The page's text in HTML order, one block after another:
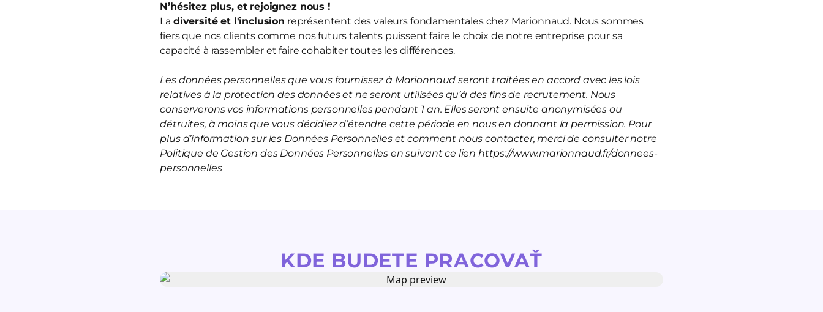
N’hésitez plus, et rejoignez nous !
La diversité et l'inclusion représentent des valeurs fondamentales chez Marionnaud. Nous sommes
fiers que nos clients comme nos futurs talents puissent faire le choix de notre entreprise pour sa
capacité à rassembler et faire cohabiter toutes les différences.
Les données personnelles que vous fournissez à Marionnaud seront traitées en accord avec les lois
relatives à la protection des données et ne seront utilisées qu’à des fins de recrutement. Nous
conserverons vos informations personnelles pendant 1 an. Elles seront ensuite anonymisées ou
détruites, à moins que vous décidiez d’étendre cette période en nous en donnant la permission. Pour
plus d’information sur les Données Personnelles et comment nous contacter, merci de consulter notre
Politique de Gestion des Données Personnelles en suivant ce lien https://www.marionnaud.fr/donnees-
personnelles
KDE BUDETE PRACOVAŤ